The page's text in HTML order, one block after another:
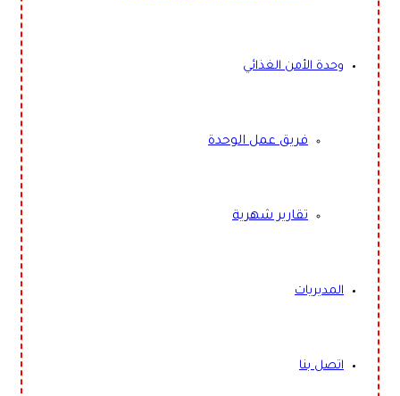
وحدة الأمن الغذائي
فريق عمل الوحدة
تقارير شهرية
المديريات
اتصل بنا